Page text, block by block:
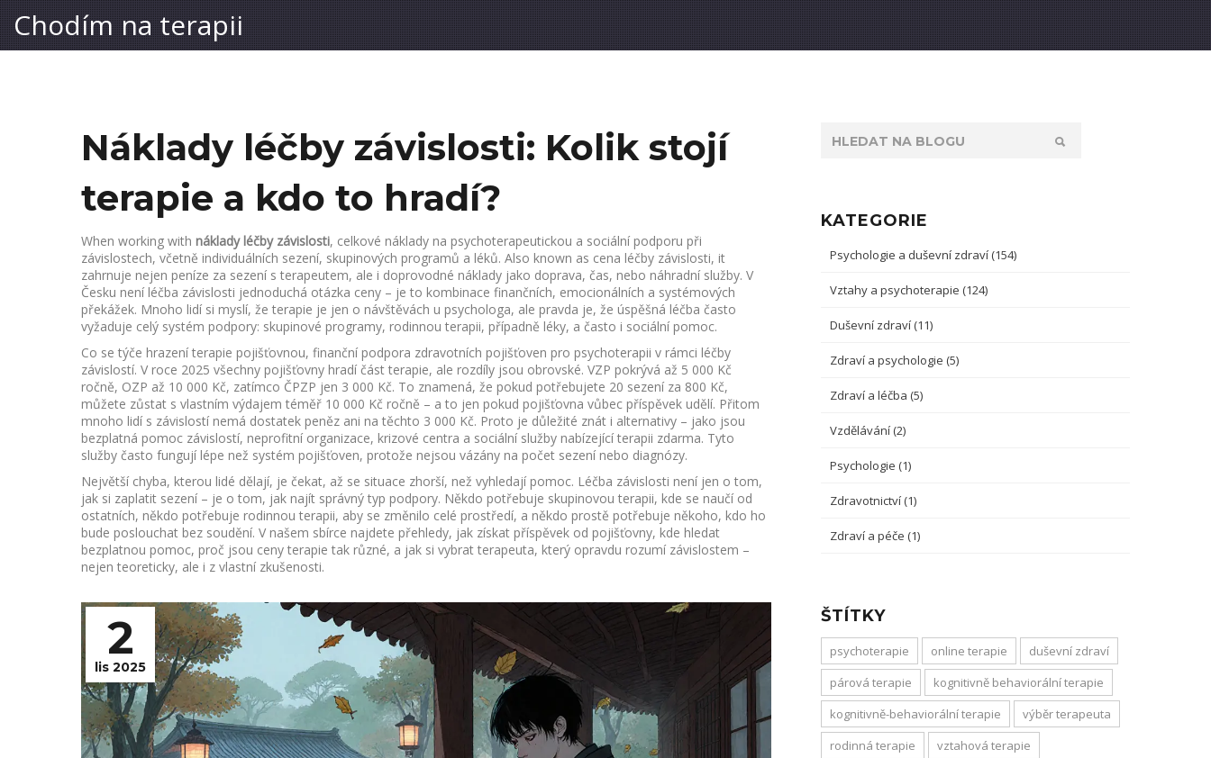
Chodím na terapii
Náklady léčby závislosti: Kolik stojí
terapie a kdo to hradí?
When working with náklady léčby závislosti, celkové náklady na psychoterapeutickou a sociální podporu při
závislostech, včetně individuálních sezení, skupinových programů a léků. Also known as cena léčby závislosti, it
zahrnuje nejen peníze za sezení s terapeutem, ale i doprovodné náklady jako doprava, čas, nebo náhradní služby. V
Česku není léčba závislosti jednoduchá otázka ceny – je to kombinace finančních, emocionálních a systémových
překážek. Mnoho lidí si myslí, že terapie je jen o návštěvách u psychologa, ale pravda je, že úspěšná léčba často
vyžaduje celý systém podpory: skupinové programy, rodinnou terapii, případně léky, a často i sociální pomoc.
Co se týče hrazení terapie pojišťovnou, finanční podpora zdravotních pojišťoven pro psychoterapii v rámci léčby
závislostí. V roce 2025 všechny pojišťovny hradí část terapie, ale rozdíly jsou obrovské. VZP pokrývá až 5 000 Kč
ročně, OZP až 10 000 Kč, zatímco ČPZP jen 3 000 Kč. To znamená, že pokud potřebujete 20 sezení za 800 Kč,
můžete zůstat s vlastním výdajem téměř 10 000 Kč ročně – a to jen pokud pojišťovna vůbec příspěvek udělí. Přitom
mnoho lidí s závislostí nemá dostatek peněz ani na těchto 3 000 Kč. Proto je důležité znát i alternativy – jako jsou
bezplatná pomoc závislostí, neprofitní organizace, krizové centra a sociální služby nabízející terapii zdarma. Tyto
služby často fungují lépe než systém pojišťoven, protože nejsou vázány na počet sezení nebo diagnózy.
Největší chyba, kterou lidé dělají, je čekat, až se situace zhorší, než vyhledají pomoc. Léčba závislosti není jen o tom,
jak si zaplatit sezení – je o tom, jak najít správný typ podpory. Někdo potřebuje skupinovou terapii, kde se naučí od
ostatních, někdo potřebuje rodinnou terapii, aby se změnilo celé prostředí, a někdo prostě potřebuje někoho, kdo ho
bude poslouchat bez soudění. V našem sbírce najdete přehledy, jak získat příspěvek od pojišťovny, kde hledat
bezplatnou pomoc, proč jsou ceny terapie tak různé, a jak si vybrat terapeuta, který opravdu rozumí závislostem –
nejen teoreticky, ale i z vlastní zkušenosti.
2
lis 2025
KATEGORIE
Psychologie a duševní zdraví (154)
Vztahy a psychoterapie (124)
Duševní zdraví (11)
Zdraví a psychologie (5)
Zdraví a léčba (5)
Vzdělávání (2)
Psychologie (1)
Zdravotnictví (1)
Zdraví a péče (1)
ŠTÍTKY
psychoterapie online terapie
duševní zdraví
párová terapie
kognitivně behaviorální terapie
kognitivně-behaviorální terapie
výběr terapeuta
rodinná terapie
vztahová terapie